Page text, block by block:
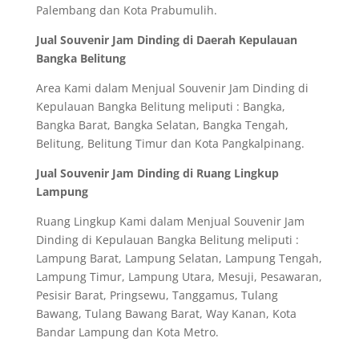
Palembang dan Kota Prabumulih.
Jual Souvenir Jam Dinding di Daerah Kepulauan
Bangka Belitung
Area Kami dalam Menjual Souvenir Jam Dinding di
Kepulauan Bangka Belitung meliputi : Bangka,
Bangka Barat, Bangka Selatan, Bangka Tengah,
Belitung, Belitung Timur dan Kota Pangkalpinang.
Jual Souvenir Jam Dinding di Ruang Lingkup
Lampung
Ruang Lingkup Kami dalam Menjual Souvenir Jam
Dinding di Kepulauan Bangka Belitung meliputi :
Lampung Barat, Lampung Selatan, Lampung Tengah,
Lampung Timur, Lampung Utara, Mesuji, Pesawaran,
Pesisir Barat, Pringsewu, Tanggamus, Tulang
Bawang, Tulang Bawang Barat, Way Kanan, Kota
Bandar Lampung dan Kota Metro.